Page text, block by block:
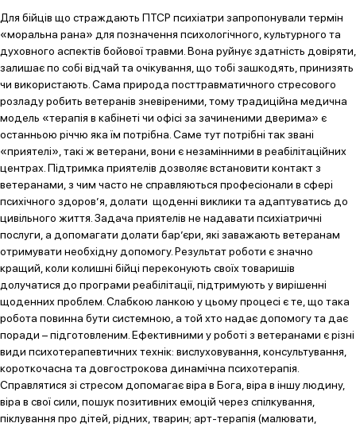
Для бійців що страждають ПТСР психіатри запропонували термін
«моральна рана» для позначення психологічного, культурного та
духовного аспектів бойової травми. Вона руйнує здатність довіряти,
залишає по собі відчай та очікування, що тобі зашкодять, принизять
чи використають. Сама природа посттравматичного стресового
розладу робить ветеранів зневіреними, тому традиційна медична
модель «терапія в кабінеті чи офісі за зачиненими дверима» є
останньою річчю яка їм потрібна. Саме тут потрібні так звані
«приятелі», такі ж ветерани, вони є незамінними в реабілітаційних
центрах. Підтримка приятелів дозволяє встановити контакт з
ветеранами, з чим часто не справляються професіонали в сфері
психічного здоров’я, долати щоденні виклики та адаптуватись до
цивільного життя. Задача приятелів не надавати психіатричні
послуги, а допомагати долати бар’єри, які заважають ветеранам
отримувати необхідну допомогу. Результат роботи є значно
кращий, коли колишні бійці переконують своїх товаришів
долучатися до програми реабілітації, підтримують у вирішенні
щоденних проблем. Слабкою ланкою у цьому процесі є те, що така
робота повинна бути системною, а той хто надає допомогу та дає
поради – підготовленим. Ефективними у роботі з ветеранами є різні
види психотерапевтичних технік: вислуховування, консультування,
короткочасна та довгострокова динамічна психотерапія.
Справлятися зі стресом допомагає віра в Бога, віра в іншу людину,
віра в свої сили, пошук позитивних емоцій через спілкування,
піклування про дітей, рідних, тварин; арт-терапія (малювати,